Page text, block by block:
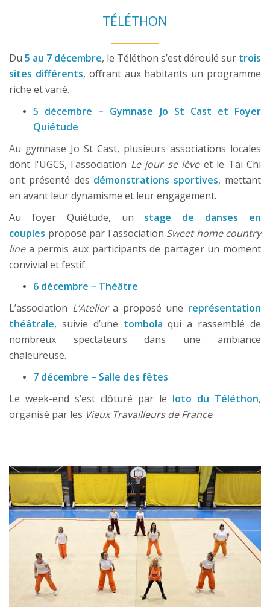
TÉLÉTHON
Du 5 au 7 décembre, le Téléthon s’est déroulé sur trois
sites différents, offrant aux habitants un programme
riche et varié.
5 décembre – Gymnase Jo St Cast et Foyer
Quiétude
Au gymnase Jo St Cast, plusieurs associations locales
dont l'UGCS, l'association Le jour se lèveet le Taï Chi
ont présenté des démonstrations sportives, mettant
en avant leur dynamisme et leur engagement.
Au foyer Quiétude, un stage de danses en
couples proposé par l'association Sweet home country
linea permis aux participants de partager un moment
convivial et festif.
6 décembre – Théâtre
L’association L’Ateliera proposé une représentation
théâtrale, suivie d’une tombola qui a rassemblé de
nombreux spectateurs dans une ambiance
chaleureuse.
7 décembre – Salle des fêtes
Le week-end s’est clôturé par le loto du Téléthon,
organisé par les Vieux Travailleurs de France.